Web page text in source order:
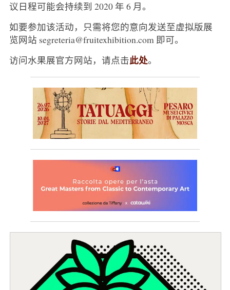
议日程可能会持续到 2020 年 6 月。
如要参加该活动，只需将您的意向发送至虚拟版展
览网站 segreteria@fruitexhibition.com 即可。
访问水果展官方网站，请点击此处。